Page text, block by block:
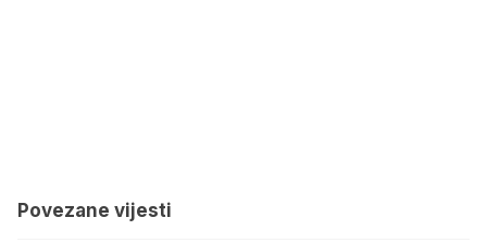
Povezane vijesti